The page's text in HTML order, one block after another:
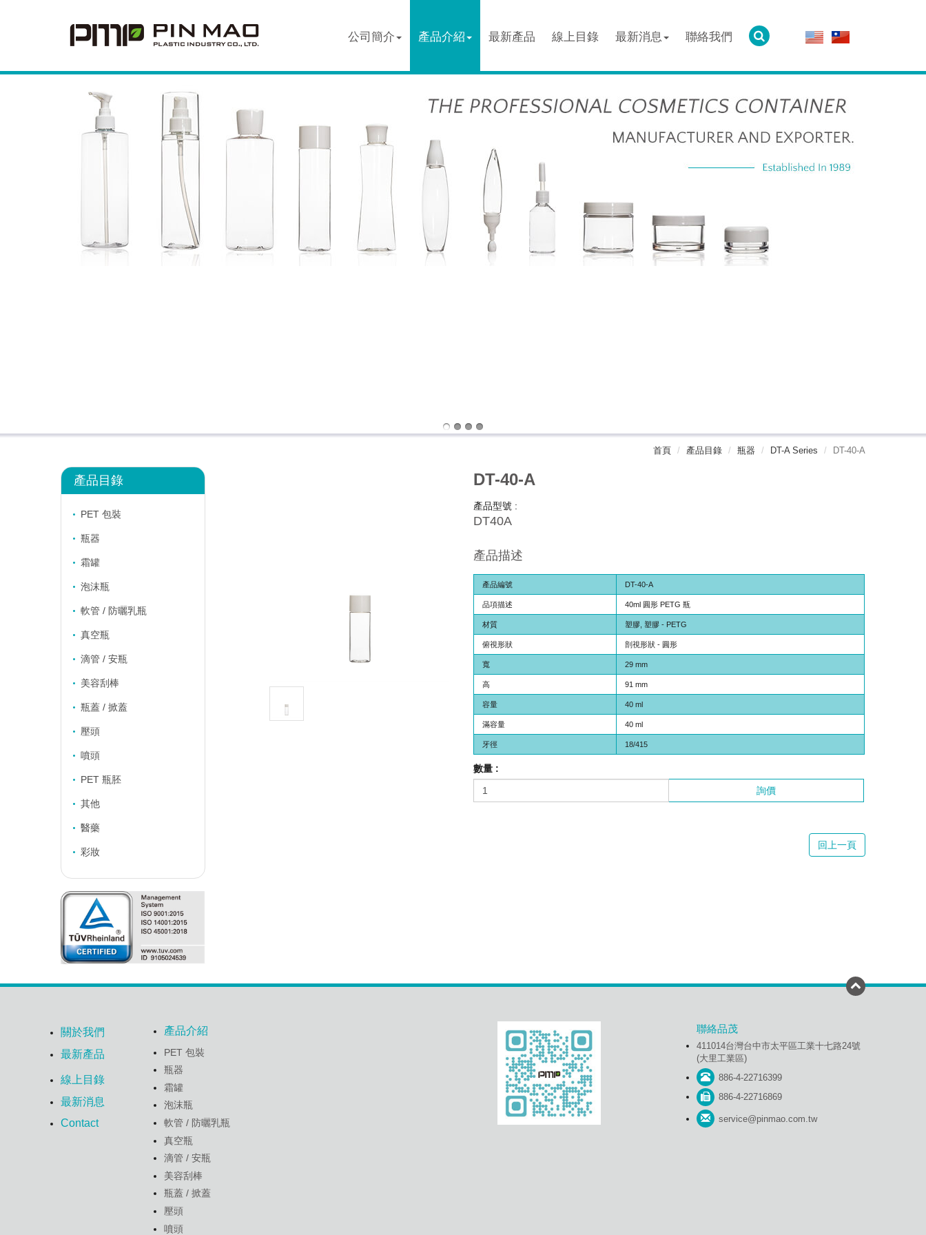
公司簡介 產品介紹 最新產品 線上目錄 最新消息 聯絡我們
首頁 產品目錄 瓶器 DT-A Series DT-40-A
DT-40-A
產品型號 :
DT40A
產品描述
產品編號 DT-40-A
品項描述 40ml 圓形 PETG 瓶
材質 塑膠, 塑膠 - PETG
俯視形狀 剖視形狀 - 圓形
寬 29 mm
高 91 mm
容量 40 ml
滿容量 40 ml
牙徑 18/415
數量 :
詢價
回上一頁
產品目錄
PET 包裝
瓶器
霜罐
泡沫瓶
軟管 / 防曬乳瓶
真空瓶
滴管 / 安瓶
美容刮棒
瓶蓋 / 掀蓋
壓頭
噴頭
PET 瓶胚
其他
醫藥
彩妝
關於我們
最新產品
線上目錄
最新消息
Contact
產品介紹
PET 包裝
瓶器
霜罐
泡沫瓶
軟管 / 防曬乳瓶
真空瓶
滴管 / 安瓶
美容刮棒
瓶蓋 / 掀蓋
壓頭
噴頭
聯絡品茂
411014台灣台中市太平區工業十七路24號
(大里工業區)
886-4-22716399
886-4-22716869
service@pinmao.com.tw